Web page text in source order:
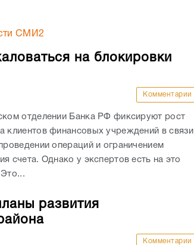
СМИ2
на блокировки
Комментарии
отделении Банка РФ фиксируют рост
клиентов финансовых учреждений в связи
операций и ограничением
счета. Однако у экспертов есть на это
развития
Комментарии